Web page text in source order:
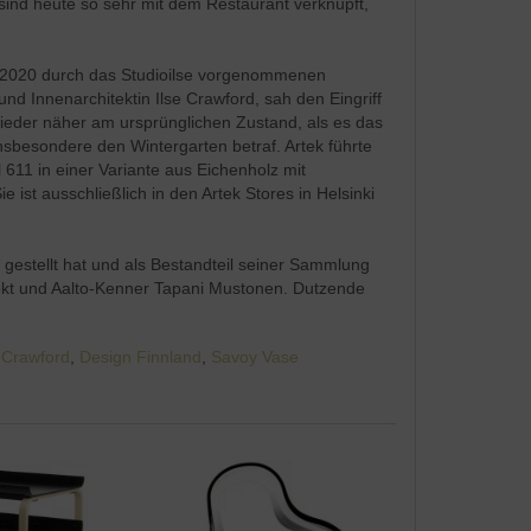
heute so sehr mit dem Restaurant verknüpft,
durch das Studioilse vorgenommenen
Innenarchitektin Ilse Crawford, sah den Eingriff
näher am ursprünglichen Zustand, als es das
den Wintergarten betraf. Artek führte
in einer Variante aus Eichenholz mit
ist ausschließlich in den Artek Stores in Helsinki
hat und als Bestandteil seiner Sammlung
und Aalto-Kenner Tapani Mustonen. Dutzende
, Design Finnland, Savoy Vase